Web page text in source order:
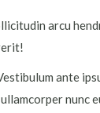
arcu
ante
nunc